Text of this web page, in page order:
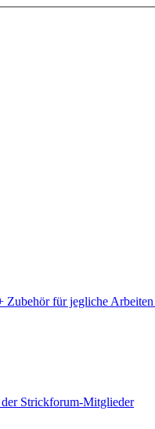
Zubehör für jegliche
Strickforum-Mitglieder